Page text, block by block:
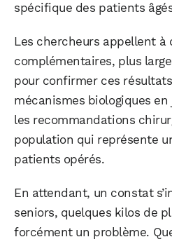
spécifique des patients
Les chercheurs appellent à
complémentaires, plus
pour confirmer ces
mécanismes biologiques
les recommandations
population qui représente
patients opérés.
En attendant, un constat
seniors, quelques kilos de
forcément un problème.